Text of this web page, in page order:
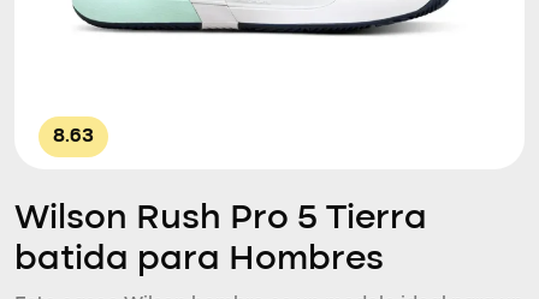
8.63
Wilson Rush Pro 5 Tierra
batida para Hombres